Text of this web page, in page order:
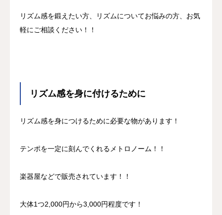
リズム感を鍛えたい方、リズムについてお悩みの方、お気
軽にご相談ください！！
リズム感を身に付けるために
リズム感を身につけるために必要な物があります！
テンポを一定に刻んでくれるメトロノーム！！
楽器屋などで販売されています！！
大体1つ2,000円から3,000円程度です！